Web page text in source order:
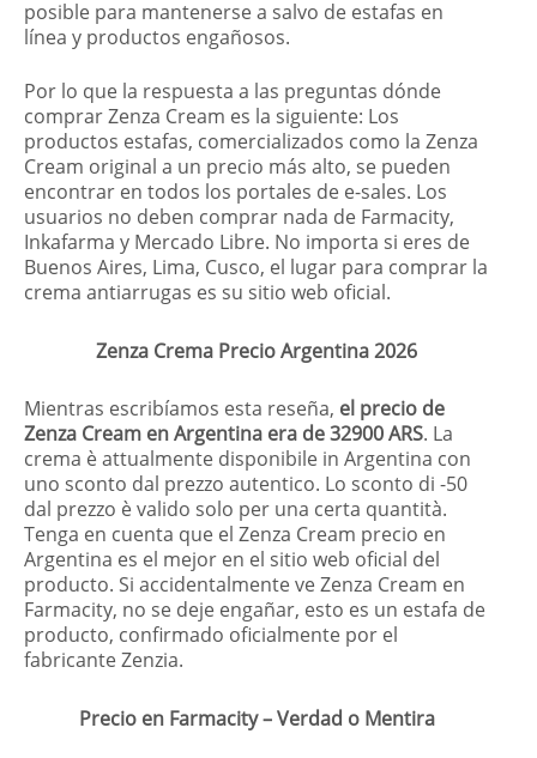
posible para mantenerse a salvo de estafas en
línea y productos engañosos.
Por lo que la respuesta a las preguntas dónde
comprar Zenza Cream es la siguiente: Los
productos estafas, comercializados como la Zenza
Cream original a un precio más alto, se pueden
encontrar en todos los portales de e-sales. Los
usuarios no deben comprar nada de Farmacity,
Inkafarma y Mercado Libre. No importa si eres de
Buenos Aires, Lima, Cusco, el lugar para comprar la
crema antiarrugas es su sitio web oficial.
Zenza Crema Precio Argentina 2026
Mientras escribíamos esta reseña, el precio de
Zenza Cream en Argentina era de 32900 ARS. La
crema è attualmente disponibile in Argentina con
uno sconto dal prezzo autentico. Lo sconto di -50
dal prezzo è valido solo per una certa quantità.
Tenga en cuenta que el Zenza Cream precio en
Argentina es el mejor en el sitio web oficial del
producto. Si accidentalmente ve Zenza Cream en
Farmacity, no se deje engañar, esto es un estafa de
producto, confirmado oficialmente por el
fabricante Zenzia.
Precio en Farmacity – Verdad o Mentira